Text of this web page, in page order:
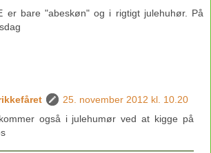
er bare "abeskøn" og i rigtigt julehuhør. På
25. november 2012 kl. 10.20
også i julehumør ved at kigge på